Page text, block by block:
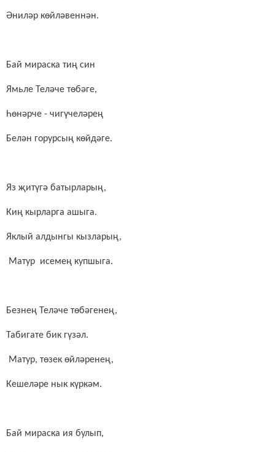
Әниләр көйләвеннән.
Бай мираска тиң син
Ямьле Теләче төбәге,
Һөнәрче - чигүчеләрең
Белән горурсың көйдәге.
Яз җитүгә батырларың,
Киң кырларга ашыга.
Яклый алдынгы кызларың,
Матур исемең купшыга.
Безнең Теләче төбәгенең,
Табигате бик гүзәл.
Матур, төзек өйләренең,
Кешеләре нык күркәм.
Бай мираска ия булып,